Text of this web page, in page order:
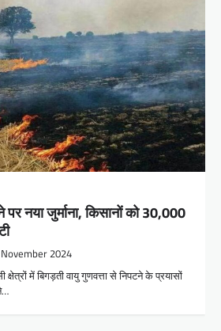
पर नया जुर्माना, किसानों को 30,000
2024
में बिगड़ती वायु गुणवत्ता से निपटने के प्रयासों